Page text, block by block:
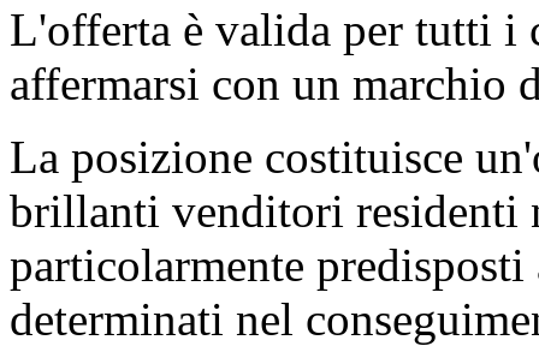
L'offerta è valida per tutti i
affermarsi con un marchio
La posizione costituisce
brillanti venditori residenti
particolarmente
determinati nel